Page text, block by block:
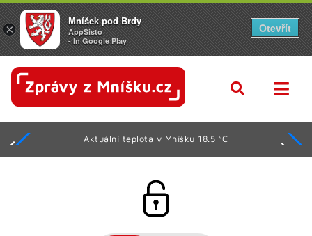
Aktuální teplota v Mníšku 18.5 °C
×
Mníšek pod Brdy
AppSisto
- In Google Play
Otevřít